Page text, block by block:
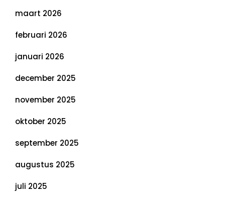
maart 2026
februari 2026
januari 2026
december 2025
november 2025
oktober 2025
september 2025
augustus 2025
juli 2025